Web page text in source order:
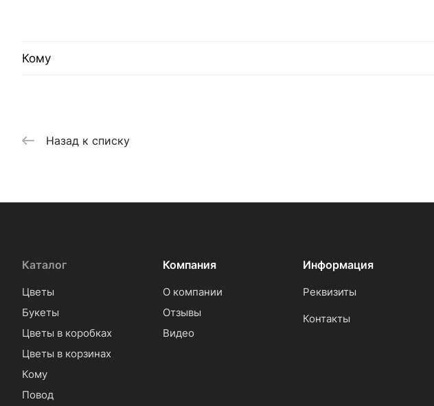
Кому
Назад к списку
Каталог
Цветы
Букеты
Цветы в коробках
Цветы в корзинах
Кому
Повод
Компания
О компании
Отзывы
Видео
Информация
Реквизиты
Контакты